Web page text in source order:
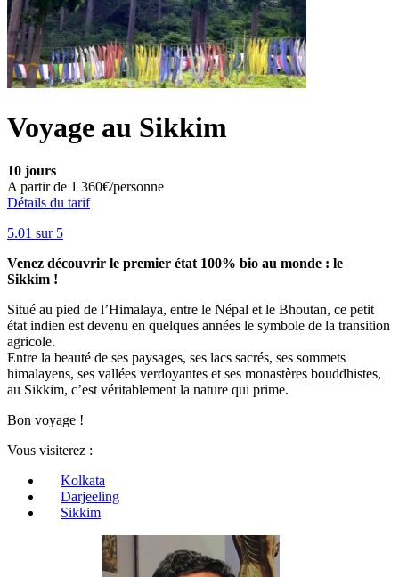
Voyage au Sikkim
10 jours
A partir de 1 360€/personne
Détails du tarif
5.01 sur 5
Venez découvrir le premier état 100% bio au monde : le
Sikkim !
Situé au pied de l’Himalaya, entre le Népal et le Bhoutan, ce petit
état indien est devenu en quelques années le symbole de la transition
agricole.
Entre la beauté de ses paysages, ses lacs sacrés, ses sommets
himalayens, ses vallées verdoyantes et ses monastères bouddhistes,
au Sikkim, c’est véritablement la nature qui prime.
Bon voyage !
Vous visiterez :
Kolkata
Darjeeling
Sikkim